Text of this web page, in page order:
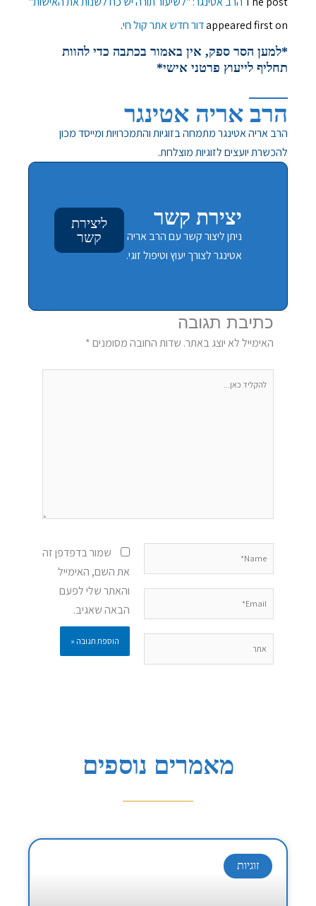
appeared first onדור חדש אתר קול חי.
*למען הסר ספק, אין באמור בכתבה כדי להוות
תחליף לייעוץ פרטני אישי*
הרב אריה אטינגר
הרב אריה אטינגר מתמחה בזוגיות והתמכרויות ומייסד מכון
להכשרת יועצים לזוגיות מוצלחת.
יצירת קשר
ניתן ליצור קשר עם הרב אריה
אטינגר לצורך יעוץ וטיפול זוגי.
ליצירת
קשר
כתיבת תגובה
האימייל לא יוצג באתר. שדות החובה מסומנים*
להקליד
שמור בדפדפן זה
את השם, האימייל
והאתר שלי לפעם
הבאה שאגיב.
מאמרים נוספים
זוגיות